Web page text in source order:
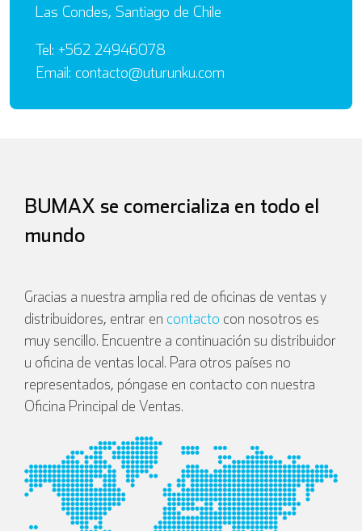
Las Condes, Santiago de Chile
Tel: +562 24946078
Email: contacto@uturunku.com
BUMAX se comercializa en todo el
mundo
Gracias a nuestra amplia red de oficinas de ventas y
distribuidores, entrar en contacto con nosotros es
muy sencillo. Encuentre a continuación su distribuidor
u oficina de ventas local. Para otros países no
representados, póngase en contacto con nuestra
Oficina Principal de Ventas.